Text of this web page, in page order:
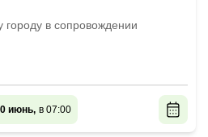
городу в сопровождении
июнь, в 07:00